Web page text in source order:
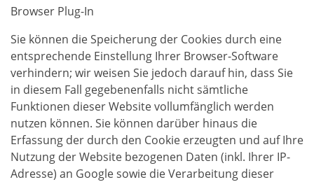
Browser Plug-In
Sie können die Speicherung der Cookies durch eine
entsprechende Einstellung Ihrer Browser-Software
verhindern; wir weisen Sie jedoch darauf hin, dass Sie
in diesem Fall gegebenenfalls nicht sämtliche
Funktionen dieser Website vollumfänglich werden
nutzen können. Sie können darüber hinaus die
Erfassung der durch den Cookie erzeugten und auf Ihre
Nutzung der Website bezogenen Daten (inkl. Ihrer IP-
Adresse) an Google sowie die Verarbeitung dieser